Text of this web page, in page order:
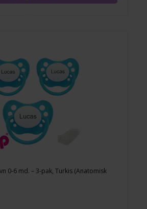
0-6 md. – 3-pak, Turkis (Anatomisk